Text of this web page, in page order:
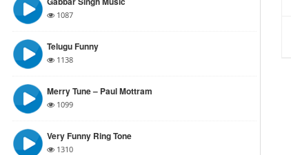
1087
Telugu Funny
1138
Merry Tune – Paul Mottram
1099
Very Funny Ring Tone
1310